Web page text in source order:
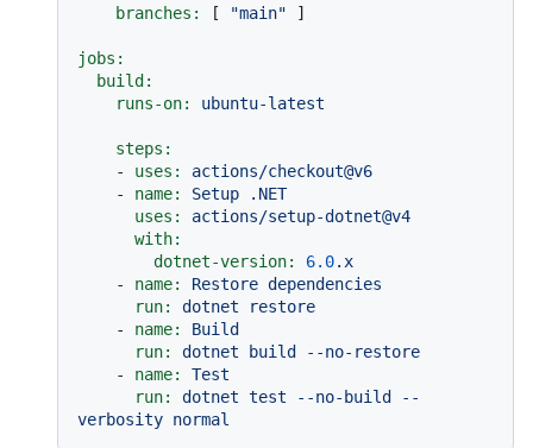
branches:
[ "main" ]
jobs:
build:
runs-on:
ubuntu-latest
steps:
-
uses:
actions/checkout@v6
-
name: Setup
.NET
uses:
actions/setup-dotnet@v4
with:
dotnet-version:
6.0.x
-
name: Restore dependencies
run:
dotnet
restore
-
name:
Build
run:
dotnet build
--no-restore
-
name:
Test
run:
dotnet test --no-build
--
verbosity normal